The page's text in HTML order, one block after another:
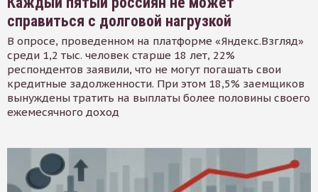
справиться с долговой нагрузкой
В опросе, проведенном на платформе «Яндекс.Взгляд»
среди 1,2 тыс. человек старше 18 лет, 22%
респондентов заявили, что не могут погашать свои
кредитные задолженности. При этом 18,5% заемщиков
вынуждены тратить на выплаты более половины своего
ежемесячного доход